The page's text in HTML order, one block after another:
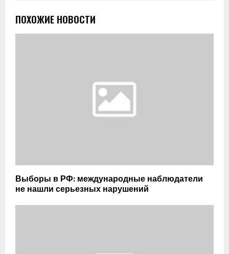
ПОХОЖИЕ НОВОСТИ
Выборы в РФ: международные наблюдатели
не нашли серьезных нарушений